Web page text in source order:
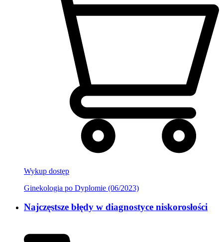
Wykup dostęp
Ginekologia po Dyplomie (06/2023)
Najczęstsze błędy w diagnostyce niskorosłości